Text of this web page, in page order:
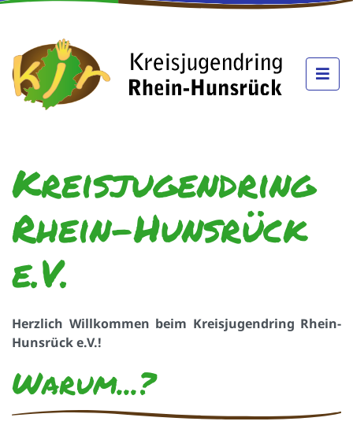
Kreisjugendring
Rhein-Hunsrück
e.V.
Herzlich Willkommen beim Kreisjugendring Rhein-
Hunsrück e.V.!
Warum...?